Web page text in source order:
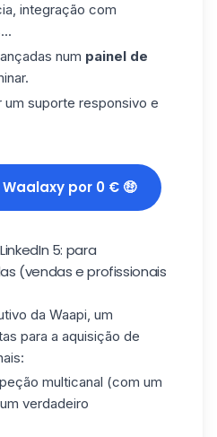
integração com
num painel de
um suporte responsivo e
por 0 € 🤑
5: para
(vendas e profissionais
da Waapi, um
para a aquisição de
multicanal (com um
verdadeiro